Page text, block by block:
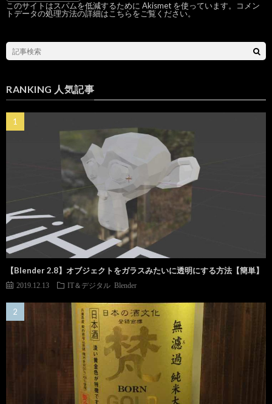
このサイトはスパムを低減するために Akismet を使っています。
コメン
トデータの処理方法の詳細はこちらをご覧ください。
RANKING 人気記事
【Blender 2.8】オブジェクトをガラスみたいに透明にする方法【簡単】
2019.12.13 IT＆デジタル Blender